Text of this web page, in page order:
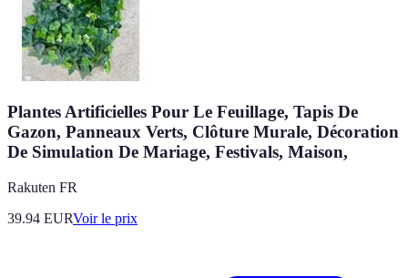
Plantes Artificielles Pour Le Feuillage, Tapis De
Gazon, Panneaux Verts, Clôture Murale, Décoration
De Simulation De Mariage, Festivals, Maison,
Rakuten FR
39.94 EURVoir le prix